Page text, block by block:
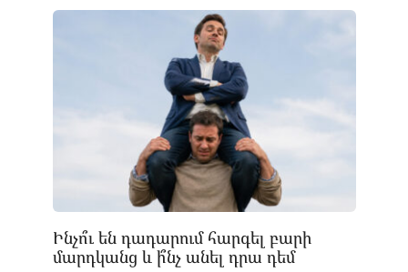
Ինչո՞ւ են դադարում հարգել բարի
մարդկանց և ի՞նչ անել դրա դեմ